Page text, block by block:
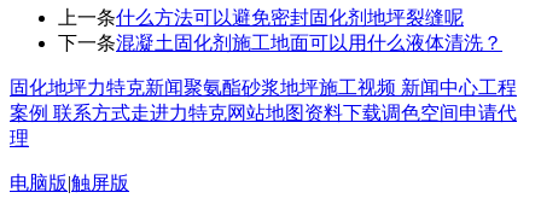
上一条什么方法可以避免密封固化剂地坪裂缝呢
下一条混凝土固化剂施工地面可以用什么液体清洗？
固化地坪力特克新闻聚氨酯砂浆地坪施工视频 新闻中心工程
案例 联系方式走进力特克网站地图资料下载调色空间申请代
理
电脑版|触屏版